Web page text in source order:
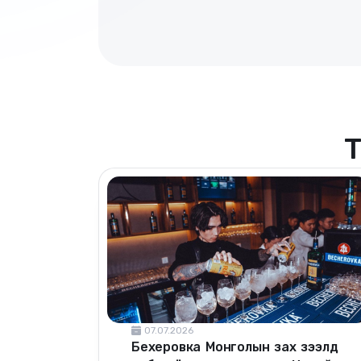
07.07.2026
Бехеровка Монголын зах зээлд